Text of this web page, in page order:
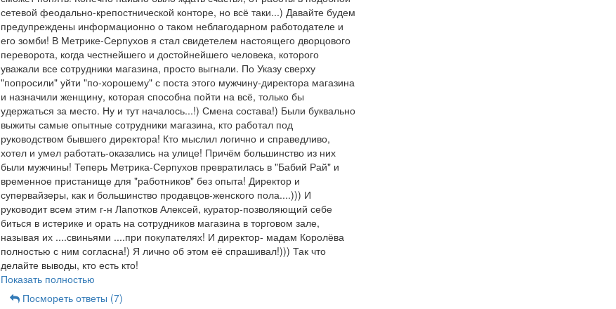
сетевой феодально-крепостнической конторе, но всё таки...) Давайте будем
предупреждены информационно о таком неблагодарном работодателе и
его зомби! В Метрике-Серпухов я стал свидетелем настоящего дворцового
переворота, когда честнейшего и достойнейшего человека, которого
уважали все сотрудники магазина, просто выгнали. По Указу сверху
"попросили" уйти "по-хорошему" с поста этого мужчину-директора магазина
и назначили женщину, которая способна пойти на всё, только бы
удержаться за место. Ну и тут началось...!) Смена состава!) Были буквально
выжиты самые опытные сотрудники магазина, кто работал под
руководством бывшего директора! Кто мыслил логично и справедливо,
хотел и умел работать-оказались на улице! Причём большинство из них
были мужчины! Теперь Метрика-Серпухов превратилась в "Бабий Рай" и
временное пристанище для "работников" без опыта! Директор и
супервайзеры, как и большинство продавцов-женского пола....))) И
руководит всем этим г-н Лапотков Алексей, куратор-позволяющий себе
биться в истерике и орать на сотрудников магазина в торговом зале,
называя их ....свиньями ....при покупателях! И директор- мадам Королёва
полностью с ним согласна!) Я лично об этом её спрашивал!))) Так что
делайте выводы, кто есть кто!
Показать полностью
Посмореть ответы (7)